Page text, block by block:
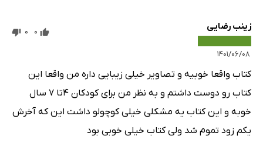
زینب رضایی
۱۴۰۱/۰۶/۰۸
0
0
کتاب واقعا خوبیه و تصاویر خیلی زیبایی داره من واقعا این
کتاب رو دوست داشتم و به نظر من برای کودکان ۴تا ۷ سال
خوبه و این کتاب یه مشکلی خیلی کوچولو داشت این که آخرش
یکم زود تموم شد ولی کتاب خیلی خوبی بود